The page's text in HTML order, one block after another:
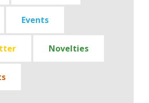
Events
Novelties